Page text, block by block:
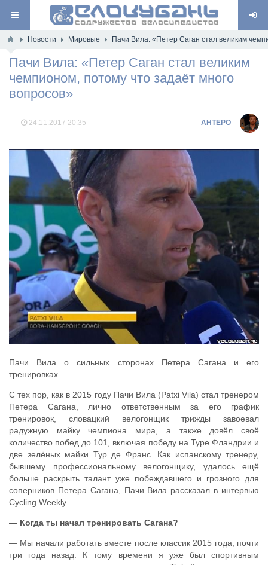
Новости Мировые Пачи Вила: «Петер Саган стал великим
Пачи Вила: «Петер Саган стал великим
чемпионом, потому что задаёт много
вопросов»
24.11.2017 20:35 AHTEPO
Пачи Вила о сильных сторонах Петера Сагана и его
тренировках
С тех пор, как в 2015 году Пачи Вила (Patxi Vila) стал тренером
Петера Сагана, лично ответственным за его график
тренировок, словацкий велогонщик трижды завоевал
радужную майку чемпиона мира, а также довёл своё
количество побед до 101, включая победу на Туре Фландрии и
две зелёных майки Тур де Франс. Как испанскому тренеру,
бывшему профессиональному велогонщику, удалось ещё
больше раскрыть талант уже побеждавшего и грозного для
соперников Петера Сагана, Пачи Вила рассказал в интервью
Cycling Weekly.
— Когда ты начал тренировать Сагана?
— Мы начали работать вместе после классик 2015 года, почти
три года назад. К тому времени я уже был спортивным